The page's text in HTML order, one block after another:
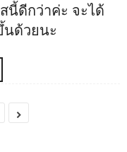
นี้ดีกว่าค่ะ จะได้
นด้วยนะ